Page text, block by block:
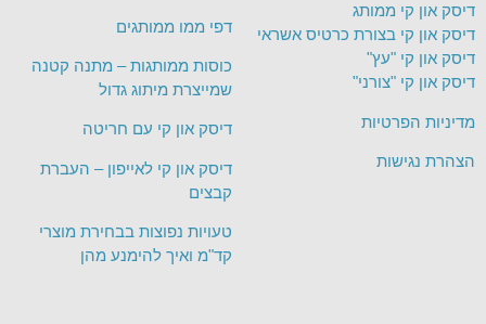
דפי ממו ממותגים
כוסות ממותגות – מתנה קטנה
שמייצרת מיתוג גדול
דיסק און קי עם חריטה
דיסק און קי לאייפון – העברת
קבצים
טעויות נפוצות בבחירת מוצרי
קד"מ ואיך להימנע מהן
דיסק און קי ממותג
דיסק און קי בצורת כרטיס אשראי
דיסק און קי "עץ"
דיסק און קי "צורני"
מדיניות הפרטיות
הצהרת נגישות